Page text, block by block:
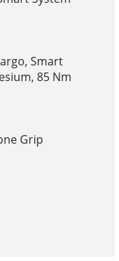
Smart
85 Nm
Grip